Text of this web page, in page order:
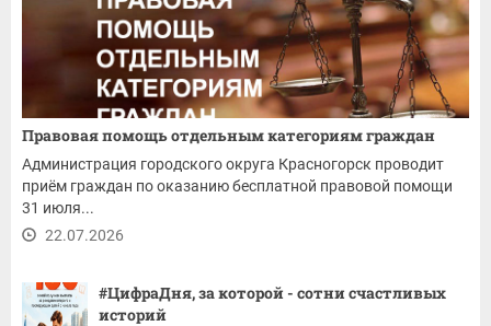
Правовая помощь отдельным категориям граждан
Администрация городского округа Красногорск проводит
приём граждан по оказанию бесплатной правовой помощи
31 июля...
22.07.2026
#ЦифраДня, за которой - сотни счастливых
историй